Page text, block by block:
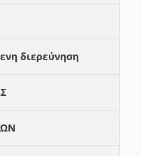
διερεύνηση